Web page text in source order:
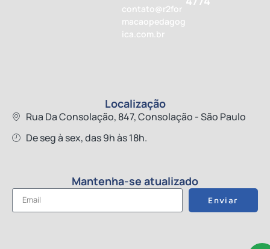
contato@r2for
macaopedagog
ica.com.br
Localização
Rua Da Consolação, 847, Consolação - São Paulo
De seg à sex, das 9h às 18h.
Mantenha-se atualizado
Enviar